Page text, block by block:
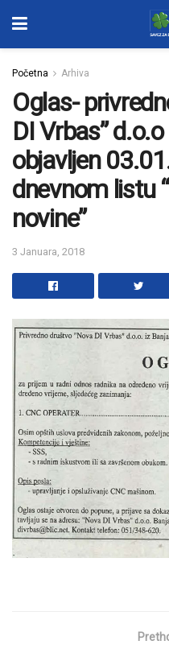
Početna Arhiva
Oglas-
DI Vrbas”
objavljen
dnevnom listu
novine”
3 Januara, 2018